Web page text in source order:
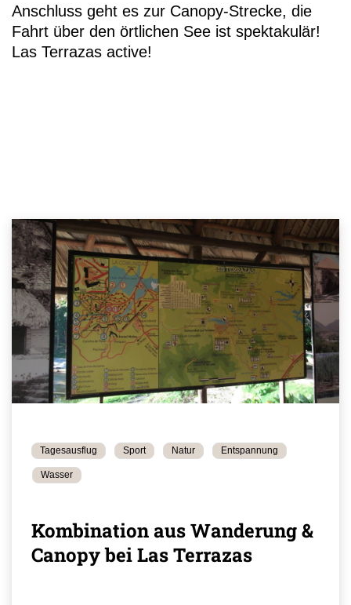
Anschluss geht es zur Canopy-Strecke, die
Fahrt über den örtlichen See ist spektakulär!
Las Terrazas active!
Tagesausflug Sport Natur Entspannung
Wasser
Kombination aus Wanderung &
Canopy bei Las Terrazas